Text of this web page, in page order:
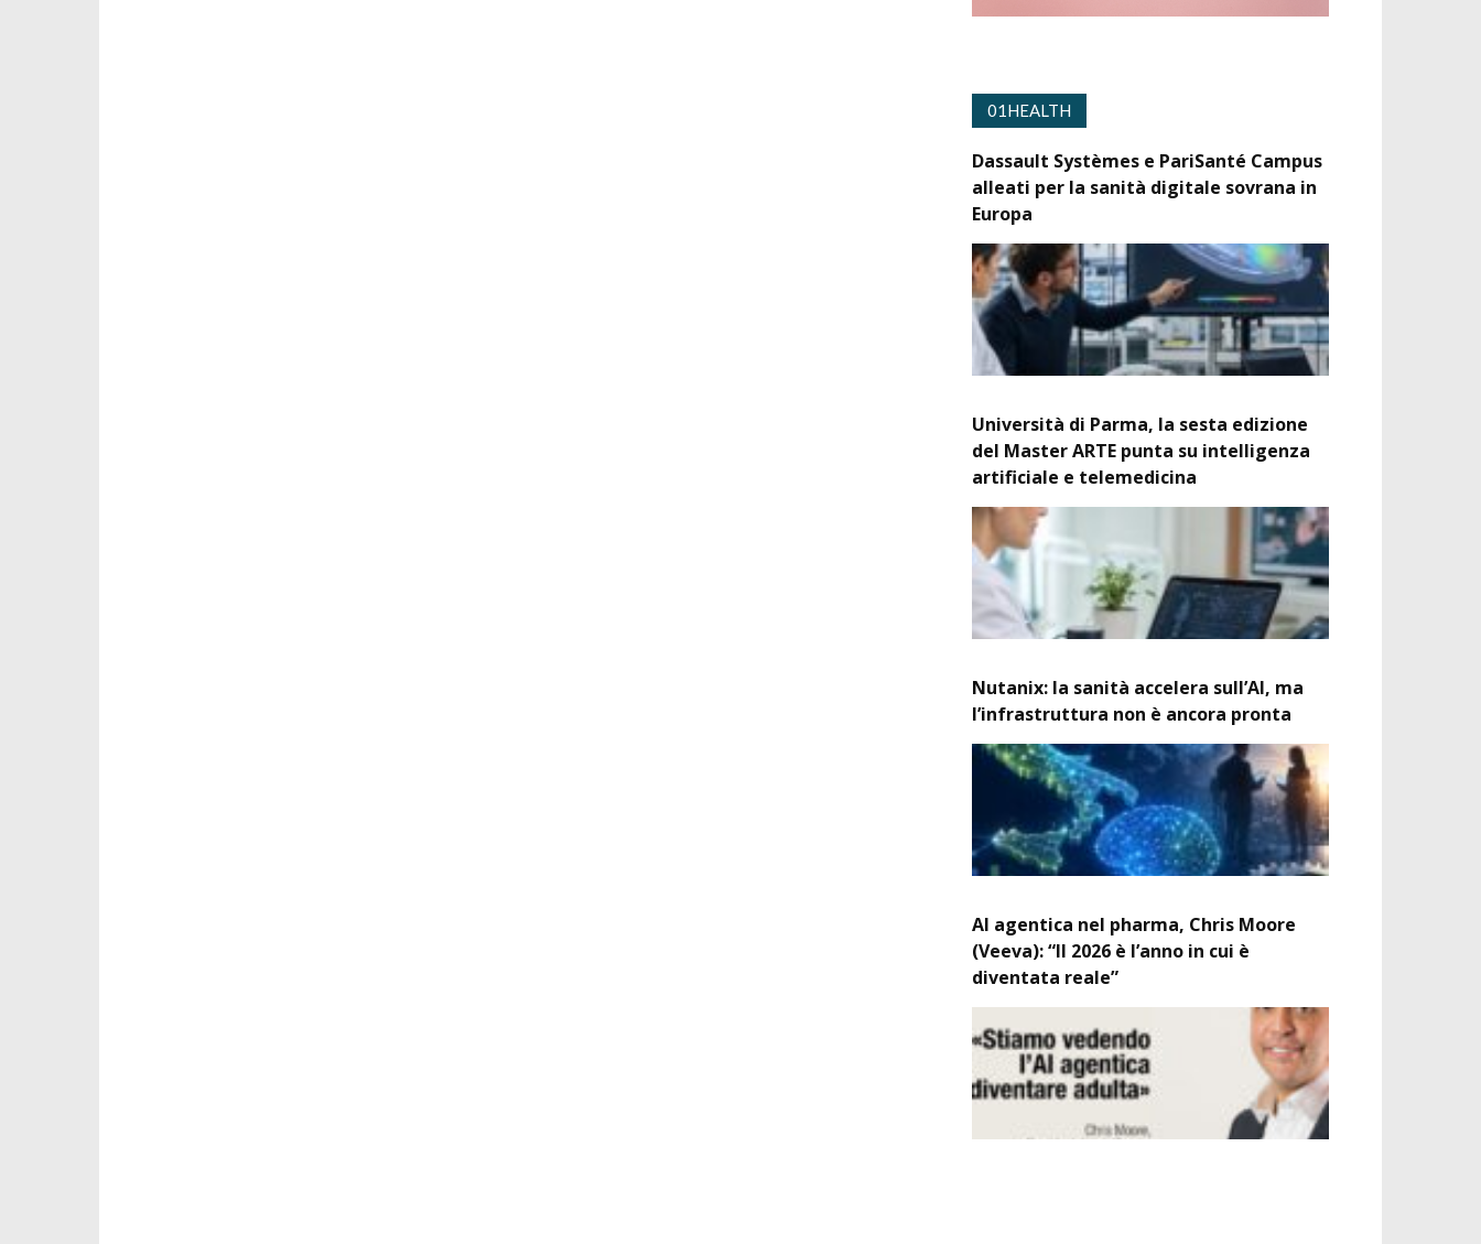
01HEALTH
Dassault Systèmes e PariSanté Campus
alleati per la sanità digitale sovrana in
Europa
Università di Parma, la sesta edizione
del Master ARTE punta su intelligenza
artificiale e telemedicina
Nutanix: la sanità accelera sull’AI, ma
l’infrastruttura non è ancora pronta
AI agentica nel pharma, Chris Moore
(Veeva): “Il 2026 è l’anno in cui è
diventata reale”